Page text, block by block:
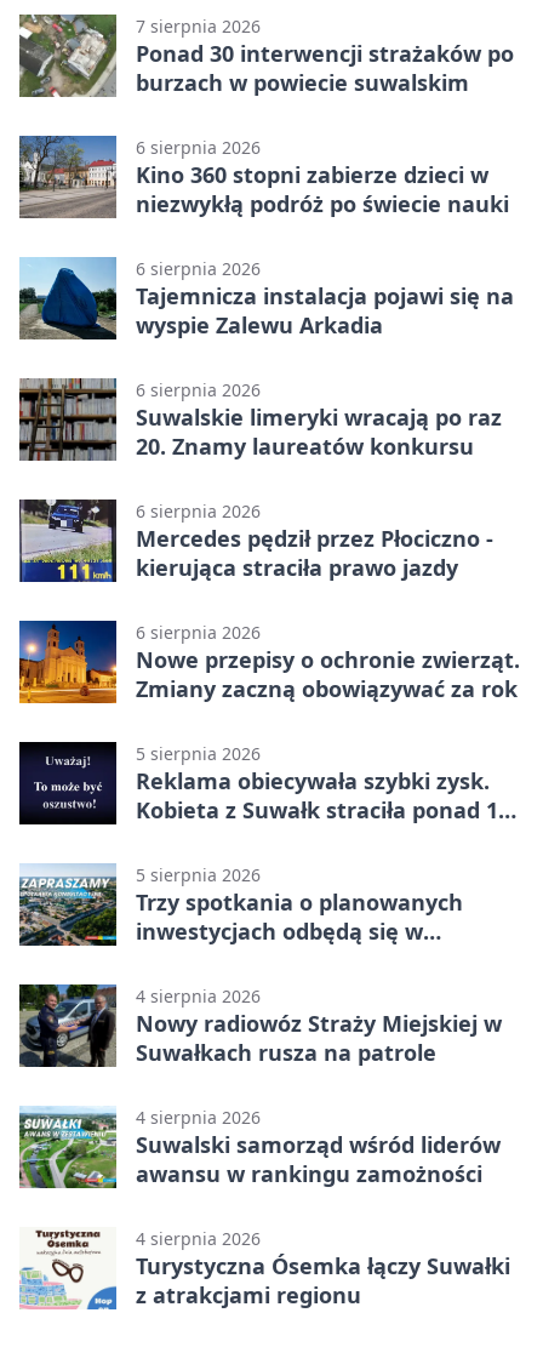
7 sierpnia 2026
Ponad 30 interwencji strażaków po
burzach w powiecie suwalskim
6 sierpnia 2026
Kino 360 stopni zabierze dzieci w
niezwykłą podróż po świecie nauki
6 sierpnia 2026
Tajemnicza instalacja pojawi się na
wyspie Zalewu Arkadia
6 sierpnia 2026
Suwalskie limeryki wracają po raz
20. Znamy laureatów konkursu
6 sierpnia 2026
Mercedes pędził przez Płociczno -
kierująca straciła prawo jazdy
6 sierpnia 2026
Nowe przepisy o ochronie zwierząt.
Zmiany zaczną obowiązywać za rok
5 sierpnia 2026
Reklama obiecywała szybki zysk.
Kobieta z Suwałk straciła ponad 190
5 sierpnia 2026
Trzy spotkania o planowanych
inwestycjach odbędą się w
4 sierpnia 2026
Nowy radiowóz Straży Miejskiej w
Suwałkach rusza na patrole
4 sierpnia 2026
Suwalski samorząd wśród liderów
awansu w rankingu zamożności
4 sierpnia 2026
Turystyczna Ósemka łączy Suwałki
z atrakcjami regionu